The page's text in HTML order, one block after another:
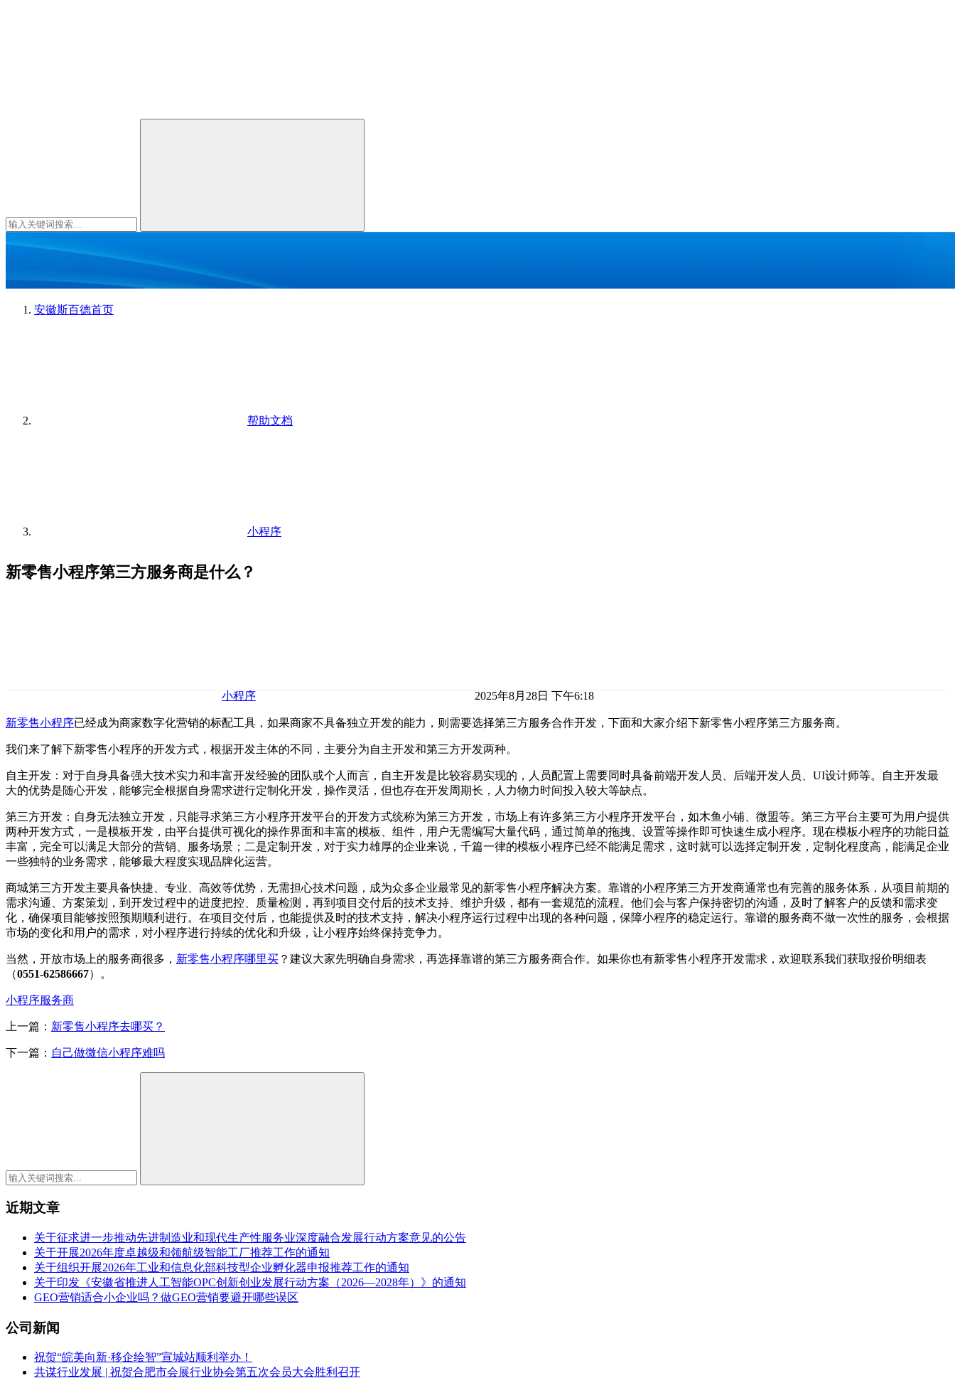
安徽斯百德首页
帮助文档
小程序
新零售小程序第三方服务商是什么？
小程序 2025年8月28日 下午6:18
新零售小程序已经成为商家数字化营销的标配工具，如果商家不具备独立开发的能力，则需要选择第三方服务合作开发，下面和大家介绍下新零售小程序第三方服务商。
我们来了解下新零售小程序的开发方式，根据开发主体的不同，主要分为自主开发和第三方开发两种。
自主开发：对于自身具备强大技术实力和丰富开发经验的团队或个人而言，自主开发是比较容易实现的，人员配置上需要同时具备前端开发人员、后端开发人员、UI设计师等。自主开发最
大的优势是随心开发，能够完全根据自身需求进行定制化开发，操作灵活，但也存在开发周期长，人力物力时间投入较大等缺点。
第三方开发：自身无法独立开发，只能寻求第三方小程序开发平台的开发方式统称为第三方开发，市场上有许多第三方小程序开发平台，如木鱼小铺、微盟等。第三方平台主要可为用户提供
两种开发方式，一是模板开发，由平台提供可视化的操作界面和丰富的模板、组件，用户无需编写大量代码，通过简单的拖拽、设置等操作即可快速生成小程序。现在模板小程序的功能日益
丰富，完全可以满足大部分的营销、服务场景；二是定制开发，对于实力雄厚的企业来说，千篇一律的模板小程序已经不能满足需求，这时就可以选择定制开发，定制化程度高，能满足企业
一些独特的业务需求，能够最大程度实现品牌化运营。
商城第三方开发主要具备快捷、专业、高效等优势，无需担心技术问题，成为众多企业最常见的新零售小程序解决方案。靠谱的小程序第三方开发商通常也有完善的服务体系，从项目前期的
需求沟通、方案策划，到开发过程中的进度把控、质量检测，再到项目交付后的技术支持、维护升级，都有一套规范的流程。他们会与客户保持密切的沟通，及时了解客户的反馈和需求变
化，确保项目能够按照预期顺利进行。在项目交付后，也能提供及时的技术支持，解决小程序运行过程中出现的各种问题，保障小程序的稳定运行。靠谱的服务商不做一次性的服务，会根据
市场的变化和用户的需求，对小程序进行持续的优化和升级，让小程序始终保持竞争力。
当然，开放市场上的服务商很多， 新零售小程序哪里买 ？建议大家先明确自身需求，再选择靠谱的第三方服务商合作。如果你也有新零售小程序开发需求，欢迎联系我们获取报价明细表
（0551-62586667）。
小程序服务商
上一篇： 新零售小程序去哪买？
下一篇： 自己做微信小程序难吗
近期文章
关于征求进一步推动先进制造业和现代生产性服务业深度融合发展行动方案意见的公告
关于开展2026年度卓越级和领航级智能工厂推荐工作的通知
关于组织开展2026年工业和信息化部科技型企业孵化器申报推荐工作的通知
关于印发《安徽省推进人工智能OPC创新创业发展行动方案（2026—2028年）》的通知
GEO营销适合小企业吗？做GEO营销要避开哪些误区
公司新闻
祝贺“皖美向新·移企绘智”宣城站顺利举办！
共谋行业发展 | 祝贺合肥市会展行业协会第五次会员大会胜利召开